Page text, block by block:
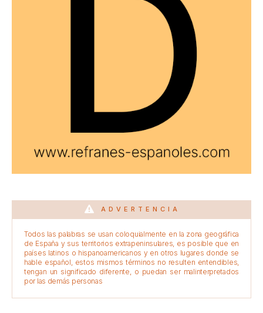
ADVERTENCIA
Todos las palabras se usan coloquialmente en la zona geográfica
de España y sus territorios extrapeninsulares, es posible que en
países latinos o hispanoamericanos y en otros lugares donde se
hable español, estos mismos términos no resulten entendibles,
tengan un significado diferente, o puedan ser malinterpretados
por las demás personas